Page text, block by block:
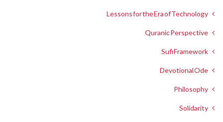
Lessons for the Era of Technology
Quranic Perspective
Sufi Framework
Devotional Ode
Philosophy
Solidarity